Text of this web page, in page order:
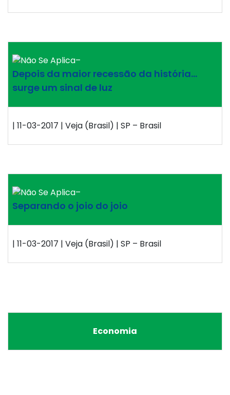
–
Depois da maior recessão da história…
surge um sinal de luz
| 11-03-2017 | Veja (Brasil) | SP – Brasil
–
Separando o joio do joio
| 11-03-2017 | Veja (Brasil) | SP – Brasil
Economia